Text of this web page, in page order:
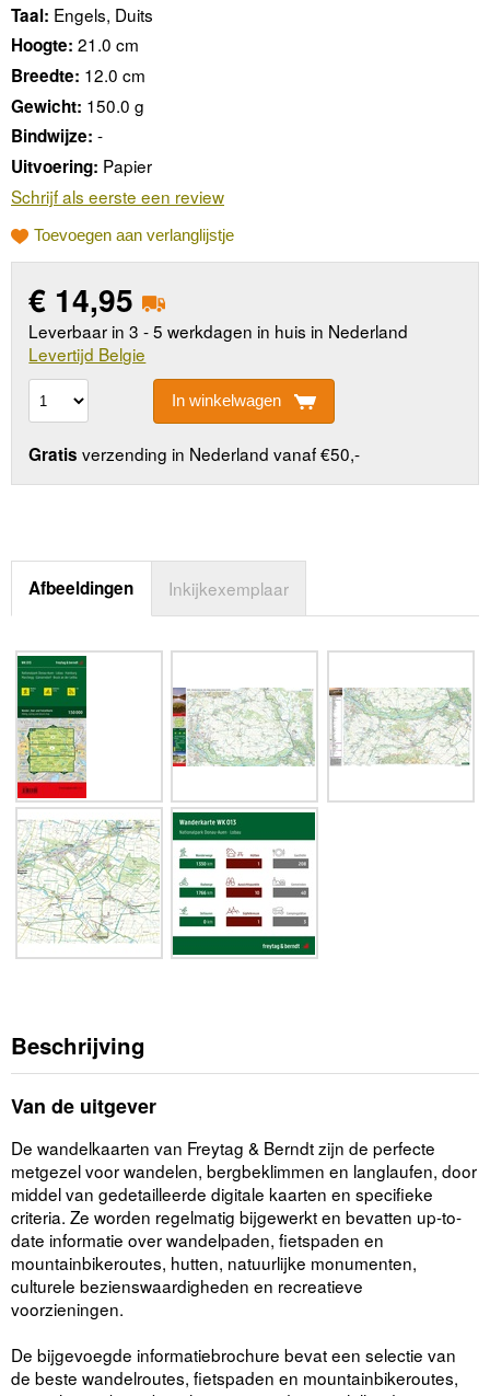
Taal: Engels, Duits
Hoogte: 21.0 cm
Breedte: 12.0 cm
Gewicht: 150.0 g
Bindwijze: -
Uitvoering: Papier
Schrijf als eerste een review
Toevoegen aan verlanglijstje
€ 14,95
Leverbaar in 3 - 5 werkdagen in huis in Nederland
Levertijd Belgie
In winkelwagen
Gratis verzending in Nederland vanaf €50,-
Afbeeldingen Inkijkexemplaar
Beschrijving
Van de uitgever
De wandelkaarten van Freytag & Berndt zijn de perfecte
metgezel voor wandelen, bergbeklimmen en langlaufen, door
middel van gedetailleerde digitale kaarten en specifieke
criteria. Ze worden regelmatig bijgewerkt en bevatten up-to-
date informatie over wandelpaden, fietspaden en
mountainbikeroutes, hutten, natuurlijke monumenten,
culturele bezienswaardigheden en recreatieve
voorzieningen.
De bijgevoegde informatiebrochure bevat een selectie van
de beste wandelroutes, fietspaden en mountainbikeroutes,